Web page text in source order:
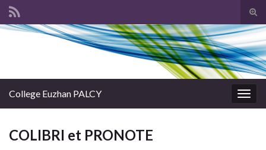
Search for:
College Euzhan PALCY
COLIBRI et PRONOTE